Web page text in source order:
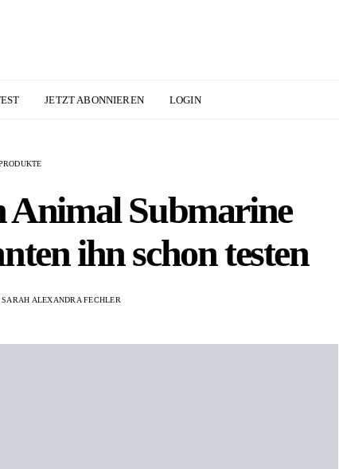
JETZT ABONNIEREN LOGIN
Animal Submarine
ihn schon testen
SARAH ALEXANDRA FECHLER